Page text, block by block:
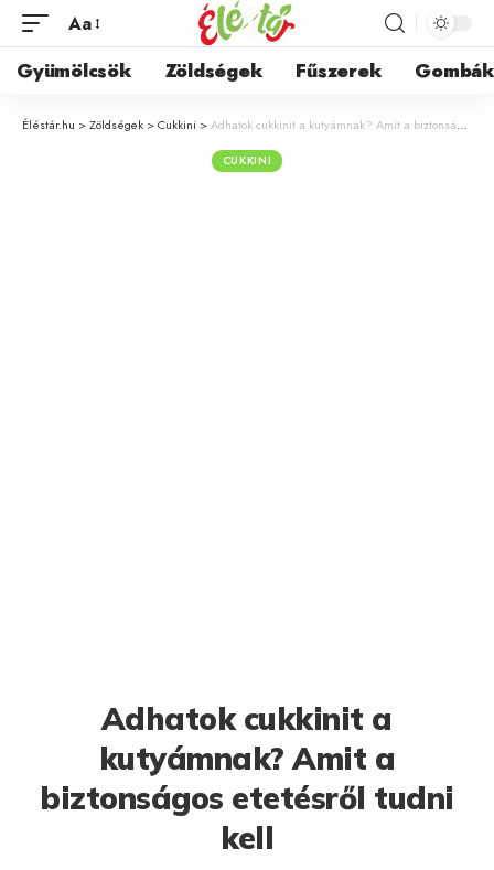
Aa
Gyümölcsök Zöldségek Fűszerek Gombák
Éléstár.hu >Zöldségek >Cukkini >Adhatok cukkinit a kutyámnak? Amit a biztonságos etetésről tudni kell
CUKKINI
Adhatok cukkinit a
kutyámnak? Amit a
biztonságos etetésről tudni
kell